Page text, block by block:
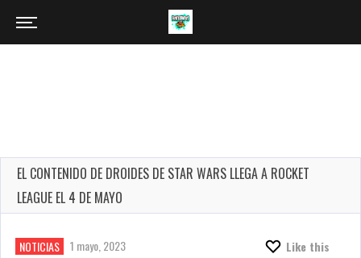
EL CONTENIDO DE DROIDES DE STAR WARS LLEGA A ROCKET
LEAGUE EL 4 DE MAYO
NOTICIAS 1 mayo, 2023
Like this